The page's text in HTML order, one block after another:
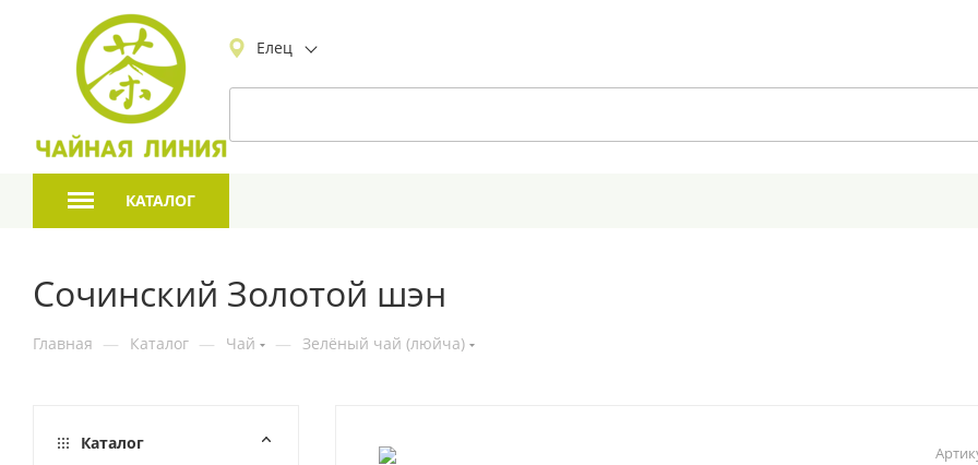
Елец
КАТАЛОГ
Сочинский Золотой шэн
Главная — Каталог — Чай — Зелёный чай (люйча)
Каталог